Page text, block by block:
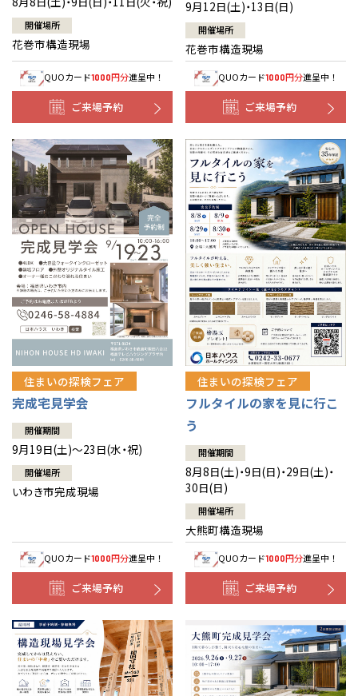
開催場所
花巻市構造現場
QUOカード1000円分進呈中！
ご来場予約
9月12日(土)・13日(日)
開催場所
花巻市構造現場
QUOカード1000円分進呈中！
ご来場予約
住まいの探検フェア
完成宅見学会
開催期間
9月19日(土)～23日(水・祝)
開催場所
いわき市完成現場
QUOカード1000円分進呈中！
ご来場予約
住まいの探検フェア
フルタイルの家を見に行こ
う
開催期間
8月8日(土)・9日(日)・29日(土)・
30日(日)
開催場所
大熊町構造現場
QUOカード1000円分進呈中！
ご来場予約